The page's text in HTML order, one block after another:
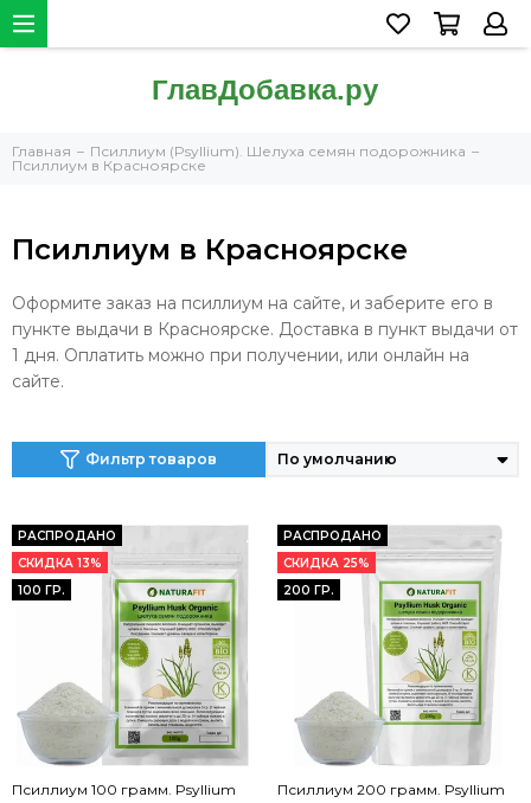
Главная
Псиллиум (Psyllium). Шелуха семян подорожника
Псиллиум в Красноярске
Псиллиум в Красноярске
Оформите заказ на псиллиум на сайте, и заберите его в
пункте выдачи в Красноярске. Доставка в пункт выдачи от
1 дня. Оплатить можно при получении, или онлайн на
сайте.
Фильтр товаров
РАСПРОДАНО
СКИДКА 13%
100 ГР.
Псиллиум 100 грамм. Psyllium
РАСПРОДАНО
СКИДКА 25%
200 ГР.
Псиллиум 200 грамм. Psyllium